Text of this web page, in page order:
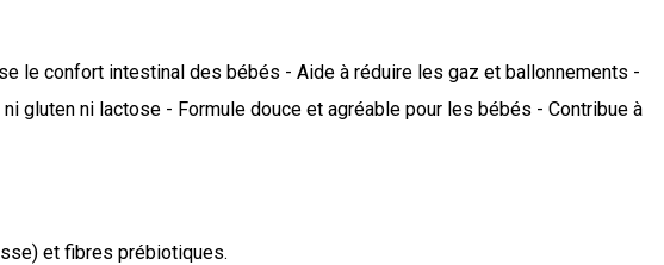
le confort intestinal des bébés - Aide à réduire les gaz et ballonnements -
gluten ni lactose - Formule douce et agréable pour les bébés - Contribue à
et fibres prébiotiques.